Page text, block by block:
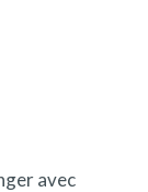
avec